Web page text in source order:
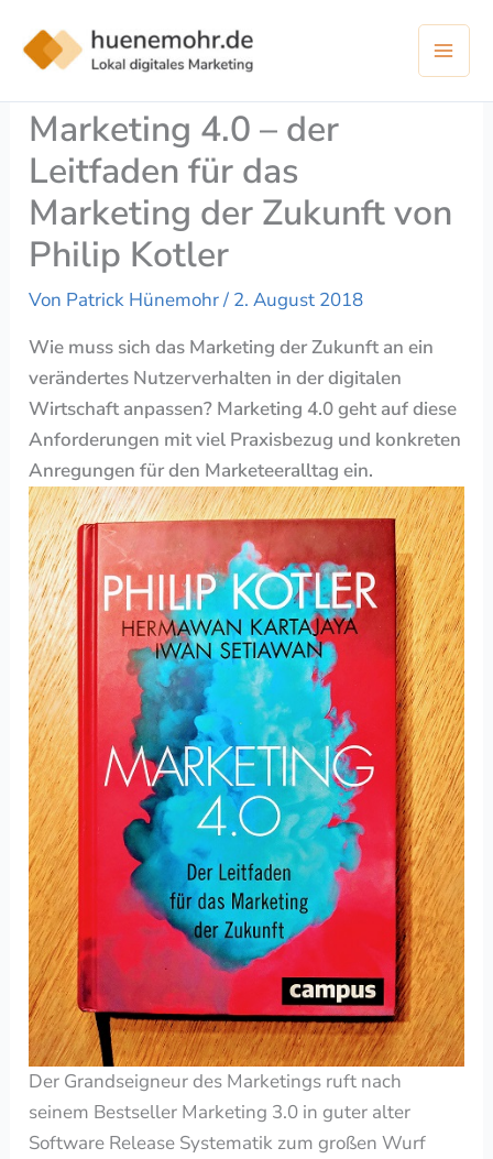
Inhalt
springen
Marketing 4.0 – der
Leitfaden für das
Marketing der Zukunft von
Philip Kotler
Von Patrick Hünemohr/ 2. August 2018
Wie muss sich das Marketing der Zukunft an ein
verändertes Nutzerverhalten in der digitalen
Wirtschaft anpassen? Marketing 4.0 geht auf diese
Anforderungen mit viel Praxisbezug und konkreten
Anregungen für den Marketeeralltag ein.
Der Grand­sei­g­neur des Marketings ruft nach
seinem Bestseller Marketing 3.0 in guter alter
Software Release Systematik zum großen Wurf